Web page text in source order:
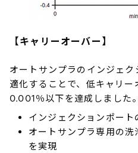
【キャリーオーバー】
オートサンプラのインジェ
適化することで、低キャリ
0.001％以下を達成しました。
インジェクションポー
オートサンプラ専用の
を実現